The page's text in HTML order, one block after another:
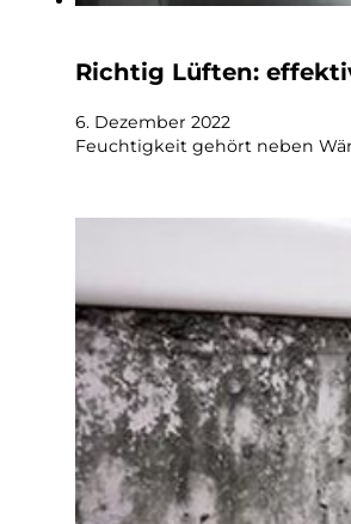
Richtig Lüften:
6. Dezember 2022
Feuchtigkeit gehört neben